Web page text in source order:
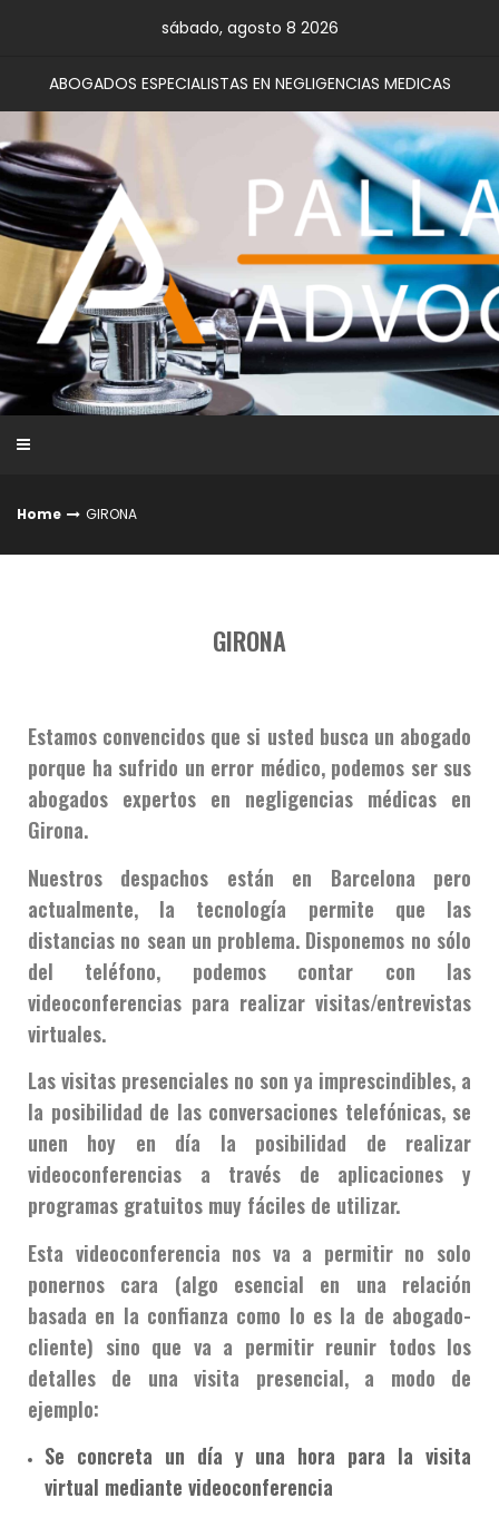
sábado, agosto 8 2026
ABOGADOS ESPECIALISTAS EN NEGLIGENCIAS MEDICAS
Home GIRONA
GIRONA
Estamos convencidos que si usted busca un abogado
porque ha sufrido un error médico, podemos ser sus
abogados expertos en negligencias médicas en
Girona.
Nuestros despachos están en Barcelona pero
actualmente, la tecnología permite que las
distancias no sean un problema. Disponemos no sólo
del teléfono, podemos contar con las
videoconferencias para realizar visitas/entrevistas
virtuales.
Las visitas presenciales no son ya imprescindibles, a
la posibilidad de las conversaciones telefónicas, se
unen hoy en día la posibilidad de realizar
videoconferencias a través de aplicaciones y
programas gratuitos muy fáciles de utilizar.
Esta videoconferencia nos va a permitir no solo
ponernos cara (algo esencial en una relación
basada en la confianza como lo es la de abogado-
cliente) sino que va a permitir reunir todos los
detalles de una visita presencial, a modo de
ejemplo:
Se concreta un día y una hora para la visita
virtual mediante videoconferencia